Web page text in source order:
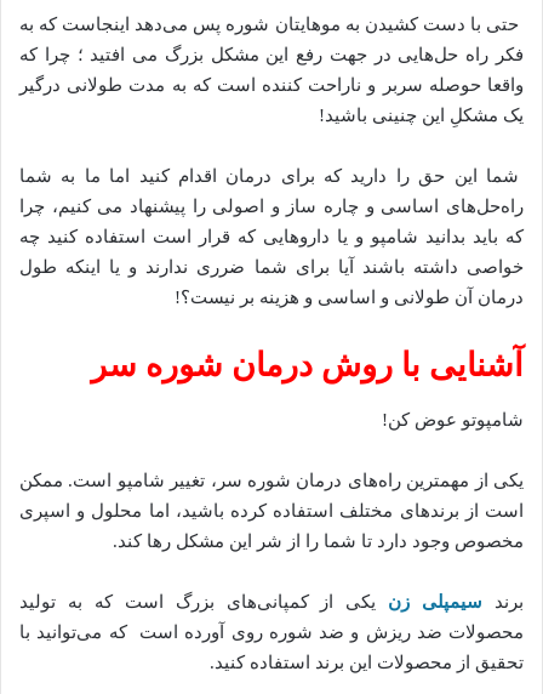
حتی با دست کشیدن به موهایتان شوره پس می‌دهد اینجاست که به
فکر راه حل‌هایی در جهت رفع این مشکل بزرگ می افتید ؛ چرا که
واقعا حوصله سربر و ناراحت کننده است که به مدت طولانی درگیر
یک مشکلِ این چنینی باشید!
شما این حق را دارید که برای درمان اقدام کنید اما ما به شما
راه‌حل‌های اساسی و چاره ساز و اصولی را پیشنهاد می کنیم، چرا
که باید بدانید شامپو و یا داروهایی که قرار است استفاده کنید چه
خواصی داشته باشند آیا برای شما ضرری ندارند و یا اینکه طول
درمان آن طولانی و اساسی و هزینه بر نیست؟!
آشنایی با روش درمان شوره سر
شامپوتو عوض کن!
یکی از مهمترین راه‌های درمان شوره سر، تغییر شامپو است. ممکن
است از برندهای مختلف استفاده کرده باشید، اما محلول و اسپری
مخصوص وجود دارد تا شما را از شر این مشکل رها کند.
برند سیمپلی زن یکی از کمپانی‌های بزرگ است که به تولید
محصولات ضد ریزش و ضد شوره روی آورده است که می‌توانید با
تحقیق از محصولات این برند استفاده کنید.